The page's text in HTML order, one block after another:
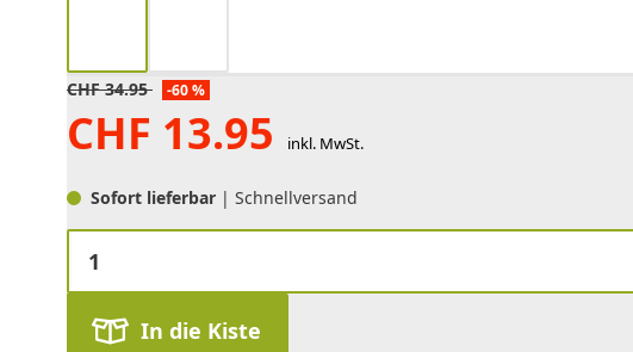
CHF 34.95 -60 %
CHF 13.95 inkl. MwSt.
Sofort lieferbar | Schnellversand
In die Kiste